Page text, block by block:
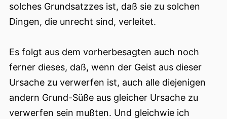
solches Grundsatzzes ist, daß sie zu solchen
Dingen, die unrecht sind, verleitet.
Es folgt aus dem vorherbesagten auch noch
ferner dieses, daß, wenn der Geist aus dieser
Ursache zu verwerfen ist, auch alle diejenigen
andern Grund-Süße aus gleicher Ursache zu
verwerfen sein mußten. Und gleichwie ich